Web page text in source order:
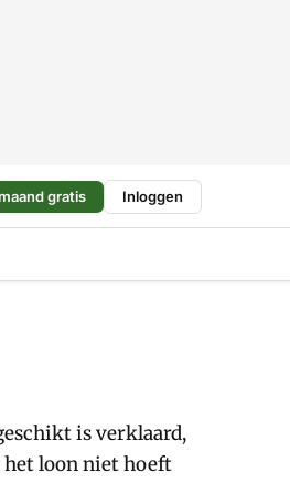
gratis Inloggen
is verklaard,
het loon niet hoeft